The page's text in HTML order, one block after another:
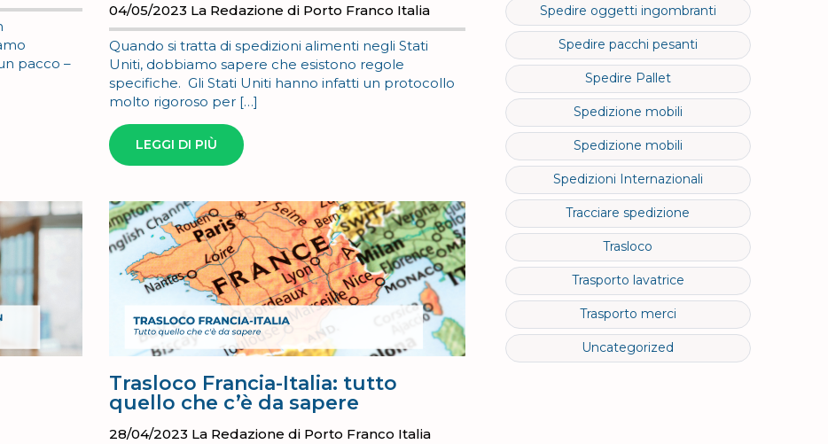
pacco –
04/05/2023 La Redazione di Porto Franco Italia
Quando si tratta di spedizioni alimenti negli Stati
Uniti, dobbiamo sapere che esistono regole
specifiche. Gli Stati Uniti hanno infatti un protocollo
molto rigoroso per […]
LEGGI DI PIÙ
Trasloco Francia-Italia: tutto
quello che c’è da sapere
28/04/2023 La Redazione di Porto Franco Italia
Spedire oggetti ingombranti
Spedire pacchi pesanti
Spedire Pallet
Spedizione mobili
Spedizione mobili
Spedizioni Internazionali
Tracciare spedizione
Trasloco
Trasporto lavatrice
Trasporto merci
Uncategorized